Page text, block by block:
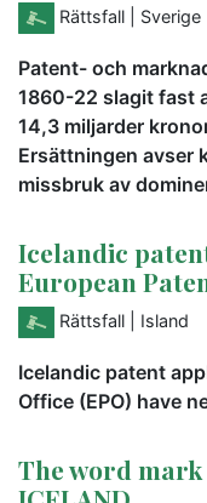
Rättsfall | Sverige
Patent- och
1860-22 slagit fast
14,3 miljarder
Ersättningen avser
missbruk av
Icelandic
European
Rättsfall | Island
Icelandic patent
Office (EPO) have
The word